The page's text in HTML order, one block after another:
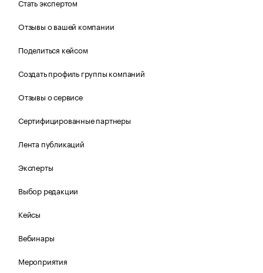
Стать экспертом
Отзывы о вашей компании
Поделиться кейсом
Создать профиль группы компаний
Отзывы о сервисе
Сертифицированные партнеры
Лента публикаций
Эксперты
Выбор редакции
Кейсы
Вебинары
Мероприятия